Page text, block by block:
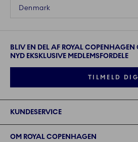
Denmark
BLIV EN DEL AF ROYAL
NYD EKSKLUSIVE MEDLEMSFORDELE
TILMELD DIG
KUNDESERVICE
OM ROYAL COPENHAGEN